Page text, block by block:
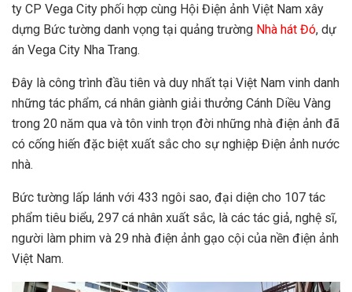
ty CP Vega City phối hợp cùng Hội Điện ảnh Việt Nam xây
dựng Bức tường danh vọng tại quảng trường Nhà hát Đó, dự
án Vega City Nha Trang.
Đây là công trình đầu tiên và duy nhất tại Việt Nam vinh danh
những tác phẩm, cá nhân giành giải thưởng Cánh Diều Vàng
trong 20 năm qua và tôn vinh trọn đời những nhà điện ảnh đã
có cống hiến đặc biệt xuất sắc cho sự nghiệp Điện ảnh nước
nhà.
Bức tường lấp lánh với 433 ngôi sao, đại diện cho 107 tác
phẩm tiêu biểu, 297 cá nhân xuất sắc, là các tác giả, nghệ sĩ,
người làm phim và 29 nhà điện ảnh gạo cội của nền điện ảnh
Việt Nam.